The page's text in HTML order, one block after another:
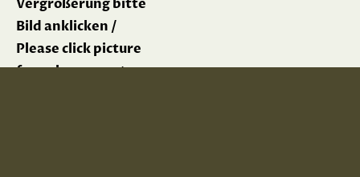
Vergrößerung bitte
Bild anklicken /
Please click picture
for enlargement